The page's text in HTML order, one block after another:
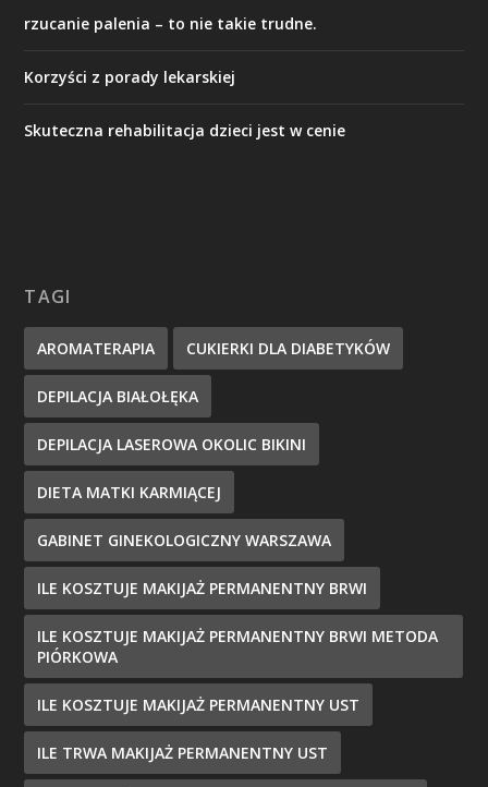
rzucanie palenia – to nie takie trudne.
Korzyści z porady lekarskiej
Skuteczna rehabilitacja dzieci jest w cenie
TAGI
AROMATERAPIA CUKIERKI DLA DIABETYKÓW
DEPILACJA BIAŁOŁĘKA
DEPILACJA LASEROWA OKOLIC BIKINI
DIETA MATKI KARMIĄCEJ
GABINET GINEKOLOGICZNY WARSZAWA
ILE KOSZTUJE MAKIJAŻ PERMANENTNY BRWI
ILE KOSZTUJE MAKIJAŻ PERMANENTNY BRWI METODA
PIÓRKOWA
ILE KOSZTUJE MAKIJAŻ PERMANENTNY UST
ILE TRWA MAKIJAŻ PERMANENTNY UST